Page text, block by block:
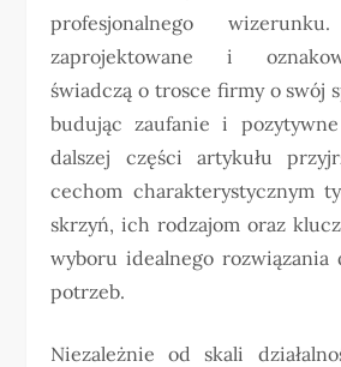
profesjonalnego
zaprojektowane i
świadczą o trosce firmy o swój
budując zaufanie i
dalszej części artykułu
cechom charakterystycznym
skrzyń, ich rodzajom oraz
wyboru idealnego rozwiązania
potrzeb.
Niezależnie od skali